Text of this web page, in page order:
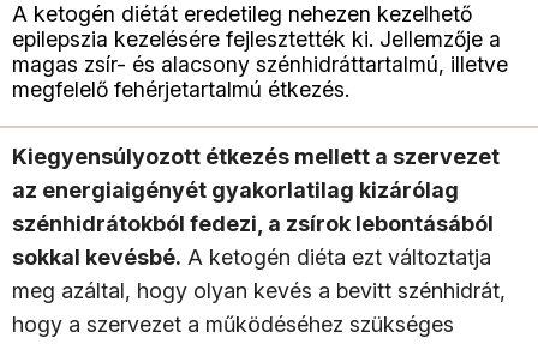
A ketogén diétát eredetileg nehezen kezelhető
epilepszia kezelésére fejlesztették ki. Jellemzője a
magas zsír- és alacsony szénhidráttartalmú, illetve
megfelelő fehérjetartalmú étkezés.
Kiegyensúlyozott étkezés mellett a szervezet
az energiaigényét gyakorlatilag kizárólag
szénhidrátokból fedezi, a zsírok lebontásából
sokkal kevésbé. A ketogén diéta ezt változtatja
meg azáltal, hogy olyan kevés a bevitt szénhidrát,
hogy a szervezet a működéséhez szükséges